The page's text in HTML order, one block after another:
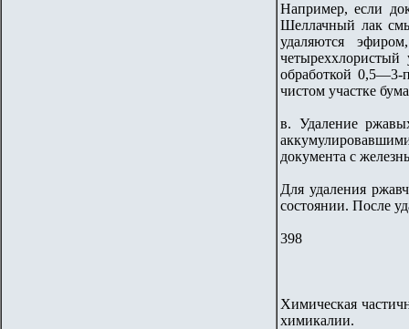
Например, если
Шеллачный лак
удаляются
обработкой 0,5—3-
чистом участке
в. Удаление
документа с
Для удаления
состоянии. После
398
Химическая
химикалии.